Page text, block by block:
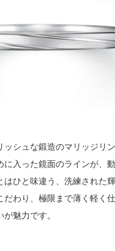
シュな鍛造のマリッジリン
入った鏡面のラインが、
ひと味違う、洗練された輝
わり、極限まで薄く軽く仕
魅力です。